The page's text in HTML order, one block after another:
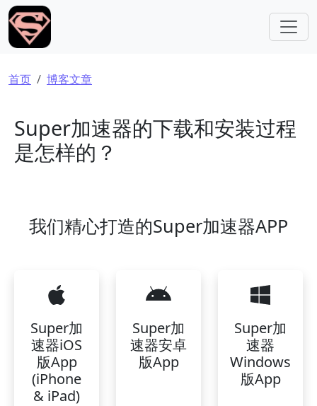
跳转到主要内容
面包屑
首页 博客文章
Super加速器的下载和安装过程
是怎样的？
我们精心打造的Super加速器APP
Super加
速器iOS
版App
(iPhone
& iPad)
Super加
速器安卓
版App
Super加
速器
Windows
版App